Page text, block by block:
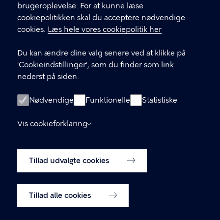
brugeroplevelse. For at kunne læse
cookiepolitikken skal du acceptere nødvendige
cookies. Læs hele vores cookiepolitik her
Du kan ændre dine valg senere ved at klikke på
'Cookieindstillinger', som du finder som link
nederst på siden.
Nødvendige Funktionelle Statistiske
Vis cookieforklaring
Tillad udvalgte cookies
Tillad alle cookies
33 66 57 66
EAN-nummer 5798009288066
LINKS
Hotlines
Følg os på LinkedIn
Tilmeld dig vores nyhedsbrev
Cookiepolitik
Cookieindstillinger